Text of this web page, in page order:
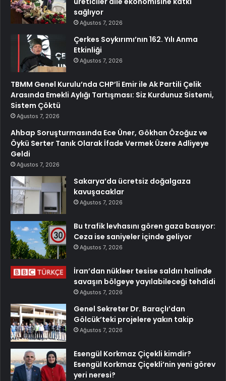
sağlıyor
Ağustos 7, 2026
Çerkes Soykırımı’nın 162. Yılı Anma
Etkinliği
Ağustos 7, 2026
TBMM Genel Kurulu’nda CHP’li Emir ile Ak Partili Çelik
Arasında Emekli Aylığı Tartışması: Siz Kurdunuz Sistemi,
Sistem Çöktü
Ağustos 7, 2026
Ahbap Soruşturmasında Ece Üner, Gökhan Özoğuz ve
Öykü Serter Tanık Olarak İfade Vermek Üzere Adliyeye
Geldi
Ağustos 7, 2026
Sakarya’da ücretsiz doğalgaza
kavuşacaklar
Ağustos 7, 2026
Bu trafik levhasını gören gaza basıyor:
Ceza ise saniyeler içinde geliyor
Ağustos 7, 2026
İran’dan nükleer tesise saldırı halinde
savaşın bölgeye yayılabileceği tehdidi
Ağustos 7, 2026
Genel Sekreter Dr. Baraçlı’dan
Gölcük’teki projelere yakın takip
Ağustos 7, 2026
Esengül Korkmaz Çiçekli kimdir?
Esengül Korkmaz Çiçekli’nin yeni görev
yeri neresi?